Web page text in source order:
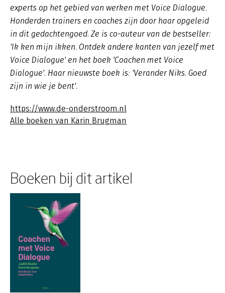
experts op het gebied van werken met Voice Dialogue.
Honderden trainers en coaches zijn door haar opgeleid
in dit gedachtengoed. Ze is co-auteur van de bestseller:
'Ik ken mijn ikken. Ontdek andere kanten van jezelf met
Voice Dialogue' en het boek 'Coachen met Voice
Dialogue'. Haar nieuwste boek is: 'Verander Niks. Goed
zijn in wie je bent'.
https://www.de-onderstroom.nl
Alle boeken van Karin Brugman
Boeken bij dit artikel